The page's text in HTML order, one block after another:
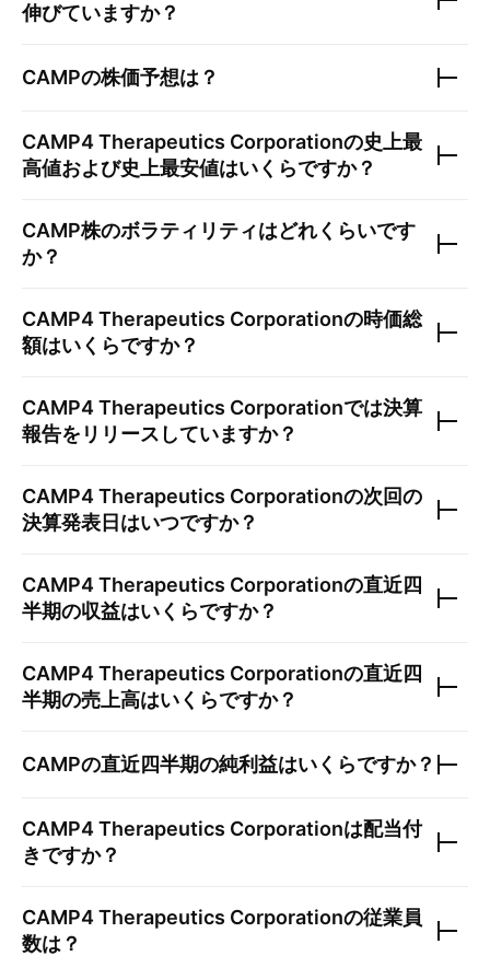
伸びていますか？
CAMPの株価予想は？
CAMP4 Therapeutics Corporationの史上最
高値および史上最安値はいくらですか？
CAMP株のボラティリティはどれくらいです
か？
CAMP4 Therapeutics Corporationの時価総
額はいくらですか？
CAMP4 Therapeutics Corporationでは決算
報告をリリースしていますか？
CAMP4 Therapeutics Corporationの次回の
決算発表日はいつですか？
CAMP4 Therapeutics Corporationの直近四
半期の収益はいくらですか？
CAMP4 Therapeutics Corporationの直近四
半期の売上高はいくらですか？
CAMPの直近四半期の純利益はいくらですか？
CAMP4 Therapeutics Corporationは配当付
きですか？
CAMP4 Therapeutics Corporationの従業員
数は？